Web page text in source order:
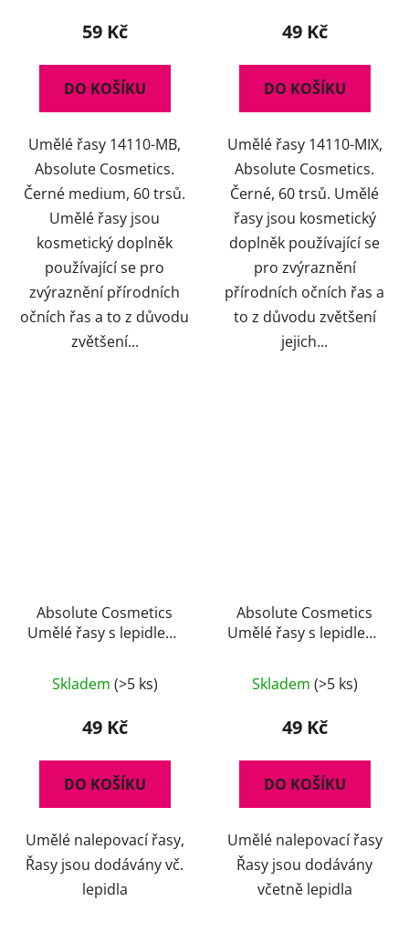
59 Kč
DO KOŠÍKU
Umělé řasy 14110-MB,
Absolute Cosmetics.
Černé medium, 60 trsů.
Umělé řasy jsou
kosmetický doplněk
používající se pro
zvýraznění přírodních
očních řas a to z důvodu
zvětšení...
49 Kč
DO KOŠÍKU
Umělé řasy 14110-MIX,
Absolute Cosmetics.
Černé, 60 trsů. Umělé
řasy jsou kosmetický
doplněk používající se
pro zvýraznění
přírodních očních řas a
to z důvodu zvětšení
jejich...
Absolute Cosmetics
Umělé řasy s lepidlem,
Skladem (>5 ks)
49 Kč
DO KOŠÍKU
Umělé nalepovací řasy,
Řasy jsou dodávány vč.
lepidla
Absolute Cosmetics
Umělé řasy s lepidlem,
Skladem (>5 ks)
49 Kč
DO KOŠÍKU
Umělé nalepovací řasy
Řasy jsou dodávány
včetně lepidla